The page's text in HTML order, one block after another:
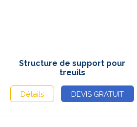
Structure de support pour
treuils
Détails DEVIS GRATUIT